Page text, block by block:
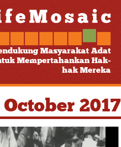
Masyarakat Adat
Mempertahankan Hak-
hak Mereka
October 2017